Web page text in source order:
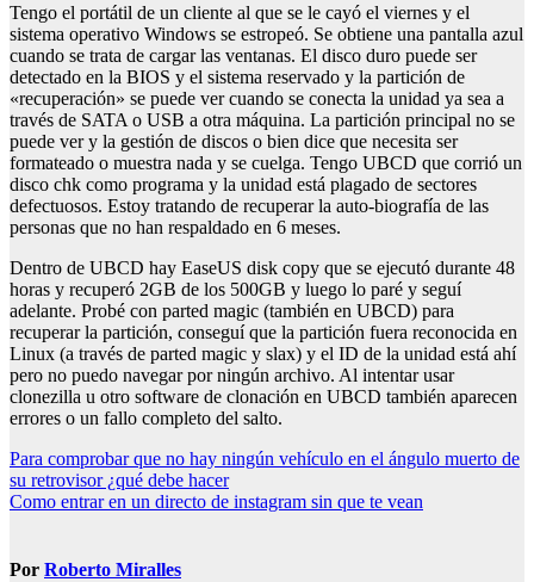
Tengo el portátil de un cliente al que se le cayó el viernes y el
sistema operativo Windows se estropeó. Se obtiene una pantalla azul
cuando se trata de cargar las ventanas. El disco duro puede ser
detectado en la BIOS y el sistema reservado y la partición de
«recuperación» se puede ver cuando se conecta la unidad ya sea a
través de SATA o USB a otra máquina. La partición principal no se
puede ver y la gestión de discos o bien dice que necesita ser
formateado o muestra nada y se cuelga. Tengo UBCD que corrió un
disco chk como programa y la unidad está plagado de sectores
defectuosos. Estoy tratando de recuperar la auto-biografía de las
personas que no han respaldado en 6 meses.
Dentro de UBCD hay EaseUS disk copy que se ejecutó durante 48
horas y recuperó 2GB de los 500GB y luego lo paré y seguí
adelante. Probé con parted magic (también en UBCD) para
recuperar la partición, conseguí que la partición fuera reconocida en
Linux (a través de parted magic y slax) y el ID de la unidad está ahí
pero no puedo navegar por ningún archivo. Al intentar usar
clonezilla u otro software de clonación en UBCD también aparecen
errores o un fallo completo del salto.
Navegación
de
Para comprobar que no hay ningún vehículo en el ángulo muerto de
su retrovisor ¿qué debe hacer
Como entrar en un directo de instagram sin que te vean
Por Roberto Miralles